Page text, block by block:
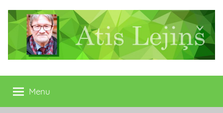
content
Atis
Lejiņš
13.
Saeimas
Menu